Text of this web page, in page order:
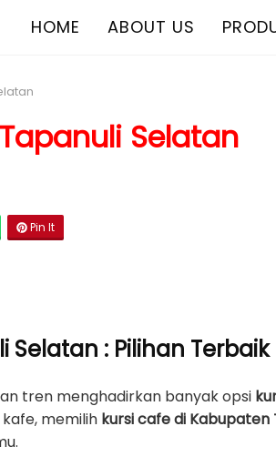
HOME ABOUT US
Selatan
Pin It
: Pilihan
tren menghadirkan banyak opsi
memilih kursi cafe di Kabupaten